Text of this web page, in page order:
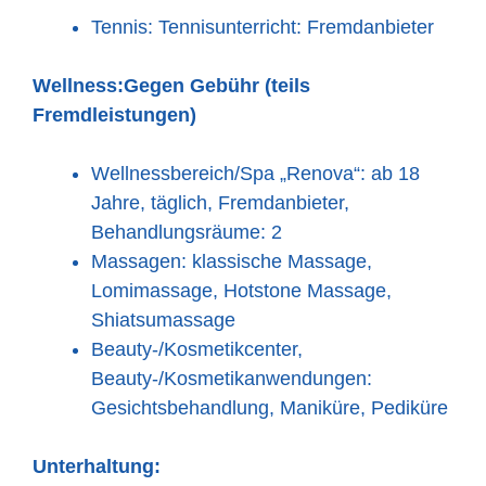
Tennis: Tennisunterricht: Fremdanbieter
Wellness:Gegen Gebühr (teils
Fremdleistungen)
Wellnessbereich/Spa „Renova“: ab 18
Jahre, täglich, Fremdanbieter,
Behandlungsräume: 2
Massagen: klassische Massage,
Lomimassage, Hotstone Massage,
Shiatsumassage
Beauty-/Kosmetikcenter,
Beauty-/Kosmetikanwendungen:
Gesichtsbehandlung, Maniküre, Pediküre
Unterhaltung: